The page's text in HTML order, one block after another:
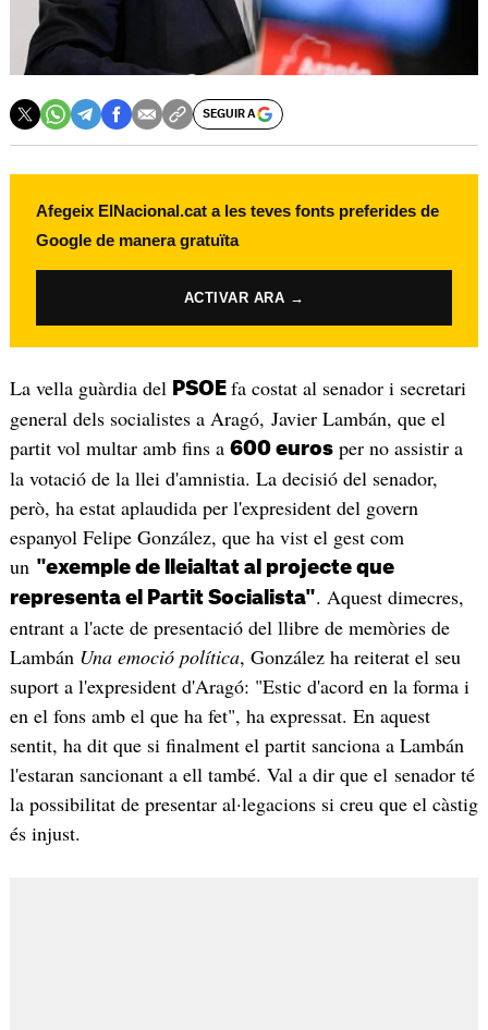
SEGUIR A
Afegeix ElNacional.cat a les teves fonts preferides de
Google de manera gratuïta
ACTIVAR ARA →
La vella guàrdia del PSOE fa costat al senador i secretari
general dels socialistes a Aragó, Javier Lambán, que el
partit vol multar amb fins a 600 eurosper no assistir a
la votació de la llei d'amnistia. La decisió del senador,
però, ha estat aplaudida per l'expresident del govern
espanyol Felipe González, que ha vist el gest com
un "exemple de lleialtat al projecte que
representa el Partit Socialista". Aquest dimecres,
entrant a l'acte de presentació del llibre de memòries de
Lambán Una emoció política, González ha reiterat el seu
suport a l'expresident d'Aragó: "Estic d'acord en la forma i
en el fons amb el que ha fet", ha expressat. En aquest
sentit, ha dit que si finalment el partit sanciona a Lambán
l'estaran sancionant a ell també. Val a dir que el senador té
la possibilitat de presentar al·legacions si creu que el càstig
és injust.